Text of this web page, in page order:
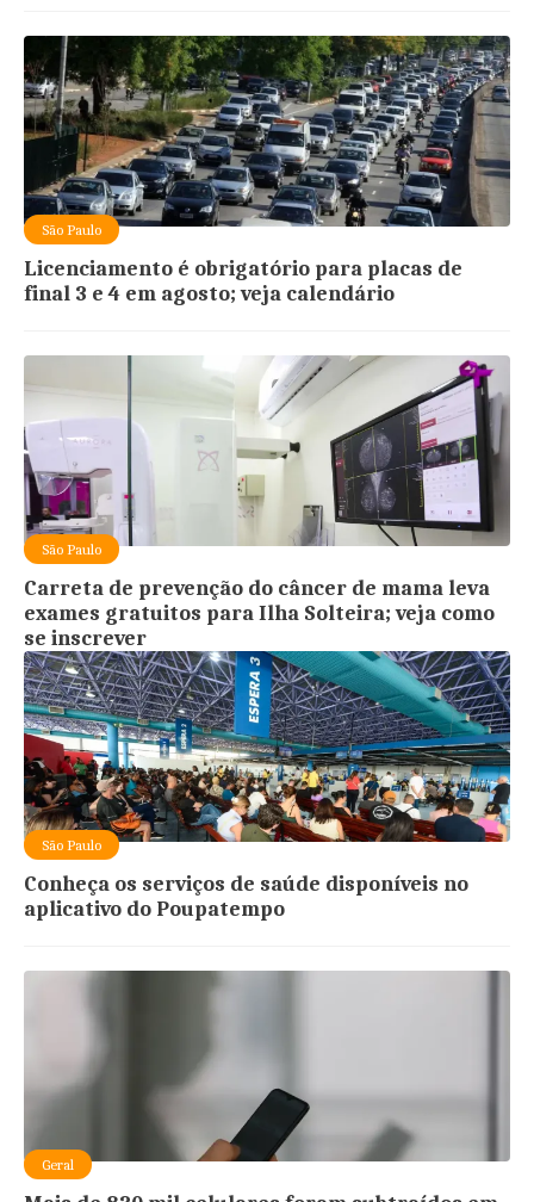
São Paulo
Licenciamento é obrigatório para placas de
final 3 e 4 em agosto; veja calendário
São Paulo
Carreta de prevenção do câncer de mama leva
exames gratuitos para Ilha Solteira; veja como
se inscrever
São Paulo
Conheça os serviços de saúde disponíveis no
aplicativo do Poupatempo
Geral